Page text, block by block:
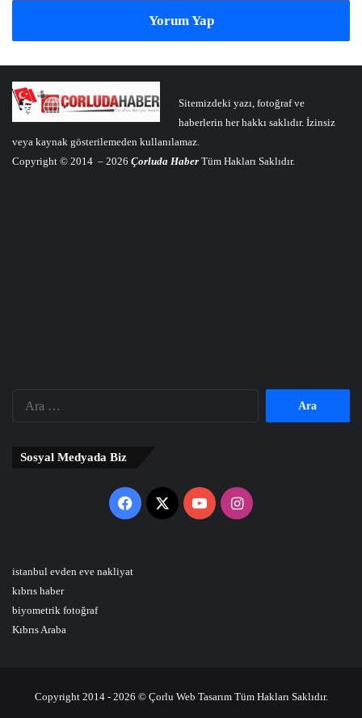
Yorum Yap
Sitemizdeki yazı, fotoğraf ve
haberlerin her hakkı saklıdır. İzinsiz
veya kaynak gösterilemeden kullanılamaz.
Copyright © 2014 – 2026 Çorluda Haber Tüm Hakları Saklıdır.
Sosyal Medyada Biz
Facebook
X YouTubeInstagram
istanbul evden eve nakliyat
kıbrıs haber
biyometrik fotoğraf
Kıbrıs Araba
Copyright 2014 - 2026 © Çorlu Web Tasarım Tüm Hakları Saklıdır.